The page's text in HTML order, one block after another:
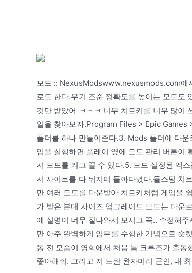
모드 :: NexusModswww.nexusmods.com에
로드 한다.무기 조준 정확도를 높이는 모드도
것만 받았어 ㅋㅋㅋ 너무 치트키를 너무 많이
일을 찾아보자.Program Files > Epic Games
폴더를 하나 만들어준다.3. Mods 폴더에 다
임을 실행하면 플레이 옆에 모드 관리 버튼이
서 모드를 켜고 끌 수 있다.5. 모드 설정된 엑
서 사이트를 다 뒤지며 돌아다녔다.둘스팀 치
만 여러 모드를 다운받아 치트키처럼 게임을
가 받은 분대 사이즈 업그레이드 모드는 다운
에 설명이 너무 잘나와서 보시고 꼭.. 수정해
만 아주 완벽하게 임무를 수행한 기념으로 숏
동 전 모습이 영화에서 처음 톰 크루즈가 출
좋아해줘. 그리고 저 노란 완자머리 군인, 내